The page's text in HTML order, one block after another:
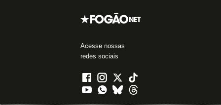
Acesse nossas
redes sociais